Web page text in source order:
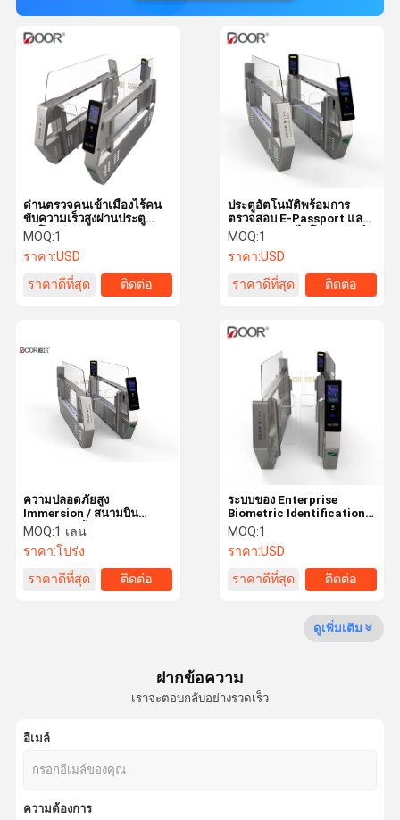
บ้าน
ประตูอัตโนมัติพร้อมการ
ตรวจสอบ E-Passport และ
การตรวจสอบไบโอเมตริกซ์
MOQ:1
ราคา:USD
ราคาดีที่สุด
ติดต่อ
ด่านตรวจคนเข้าเมืองไร้คน
ขับความเร็วสูงผ่านประตู
อัตโนมัติ
MOQ:1
ราคา:USD
ราคาดีที่สุด
ติดต่อ
ระบบของ Enterprise
Biometric Identification
Services ระบบ Biometric
Enabled E Gates
MOQ:1
ราคา:USD
ราคาดีที่สุด
ติดต่อ
ความปลอดภัยสูง
Immersion / สนามบิน
Turnstile ด้วย Servo
Motor สีเงิน
MOQ:1 เลน
ราคา:โปร่ง
ราคาดีที่สุด
ติดต่อ
ดูเพิ่มเติม
ฝากข้อความ
เราจะตอบกลับอย่างรวดเร็ว
อีเมล์
ความต้องการ